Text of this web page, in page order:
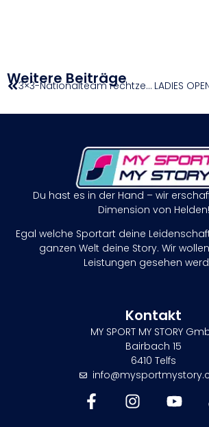
Weitere Beiträge 3×3-Nationalteam rechtzeitig zur WM in Form: „Konstanz, Energie und Emotion sind zurück“
Du hast es in der Hand – wir
Dimension von Helden!
Egal welche Sportart deine
ganzen Welt deine Story. Wir
Leistungen gesehen
Kontakt
MY SPORT MY STORY
Bairbach 15
6410 Telfs